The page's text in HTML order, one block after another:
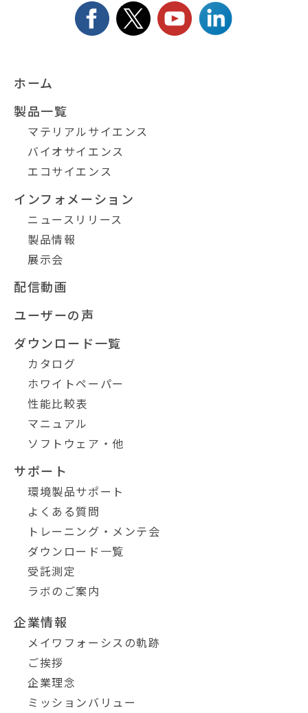
ホーム
製品一覧
マテリアルサイエンス
バイオサイエンス
エコサイエンス
インフォメーション
ニュースリリース
製品情報
展示会
配信動画
ユーザーの声
ダウンロード一覧
カタログ
ホワイトペーパー
性能比較表
マニュアル
ソフトウェア・他
サポート
環境製品サポート
よくある質問
トレーニング・メンテ会
ダウンロード一覧
受託測定
ラボのご案内
企業情報
メイワフォーシスの軌跡
ご挨拶
企業理念
ミッションバリュー